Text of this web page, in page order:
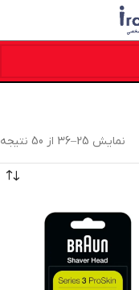
نمایش 25–36 از 50 نتیجه